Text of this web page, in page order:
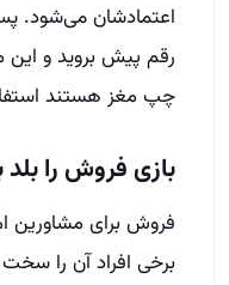
اعتمادشان می‌شود.
رقم پیش بروید و این
چپ مغز هستند
بازی فروش را بلد
فروش برای مشاورین
برخی افراد آن را سخت